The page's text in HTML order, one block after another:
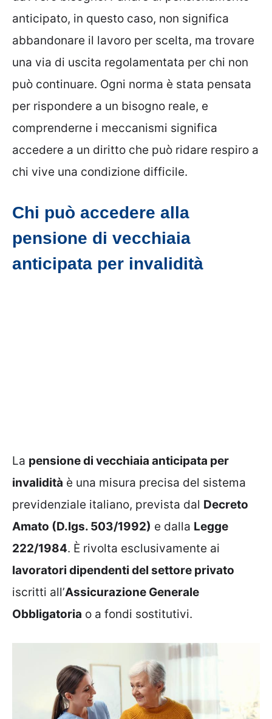
anticipato, in questo caso, non significa
abbandonare il lavoro per scelta, ma trovare
una via di uscita regolamentata per chi non
può continuare. Ogni norma è stata pensata
per rispondere a un bisogno reale, e
comprenderne i meccanismi significa
accedere a un diritto che può ridare respiro a
chi vive una condizione difficile.
Chi può accedere alla
pensione di vecchiaia
anticipata per invalidità
La pensione di vecchiaia anticipata per
invalidità è una misura precisa del sistema
previdenziale italiano, prevista dal Decreto
Amato (D.lgs. 503/1992) e dalla Legge
222/1984. È rivolta esclusivamente ai
lavoratori dipendenti del settore privato
iscritti all’Assicurazione Generale
Obbligatoria o a fondi sostitutivi.